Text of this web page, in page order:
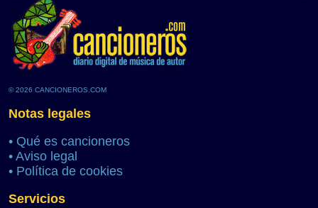
© 2026 CANCIONEROS.COM
Notas legales
• Qué es cancioneros
• Aviso legal
• Política de cookies
Servicios